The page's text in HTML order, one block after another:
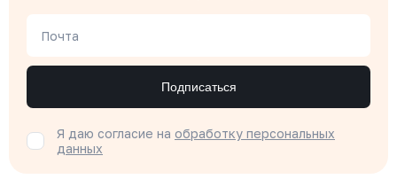
Почта
Подписаться
Я даю согласие на обработку персональных
данных